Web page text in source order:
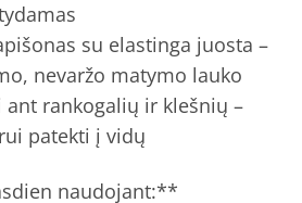
su elastinga juosta –
nevaržo matymo lauko
ant rankogalių ir klešnių –
patekti į vidų
naudojant:**